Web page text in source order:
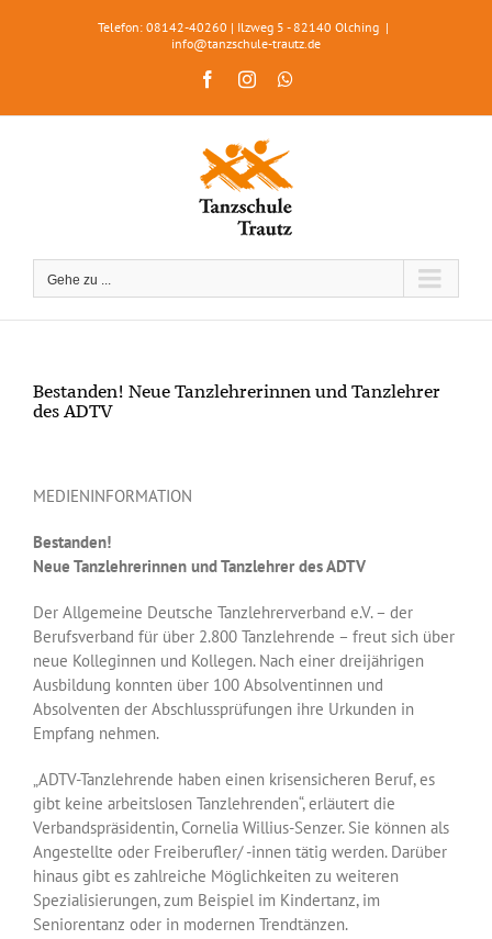
Telefon: 08142-40260 | Ilzweg 5 - 82140 Olching |
info@tanzschule-trautz.de
FacebookInstagram
Gehe zu ...
Bestanden! Neue Tanzlehrerinnen und Tanzlehrer
des ADTV
grösseres
MEDIENINFORMATION
Bestanden!
Neue Tanzlehrerinnen und Tanzlehrer des ADTV
Der Allgemeine Deutsche Tanzlehrerverband e.V. – der
Berufsverband für über 2.800 Tanzlehrende – freut sich über
neue Kolleginnen und Kollegen. Nach einer dreijährigen
Ausbildung konnten über 100 Absolventinnen und
Absolventen der Abschlussprüfungen ihre Urkunden in
Empfang nehmen.
„ADTV-Tanzlehrende haben einen krisensicheren Beruf, es
gibt keine arbeitslosen Tanzlehrenden“, erläutert die
Verbandspräsidentin, Cornelia Willius-Senzer. Sie können als
Angestellte oder Freiberufler/ -innen tätig werden. Darüber
hinaus gibt es zahlreiche Möglichkeiten zu weiteren
Spezialisierungen, zum Beispiel im Kindertanz, im
Seniorentanz oder in modernen Trendtänzen.